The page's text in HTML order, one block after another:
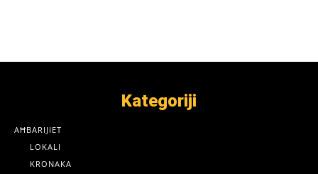
Kategoriji
AĦBARIJIET
LOKALI
KRONAKA